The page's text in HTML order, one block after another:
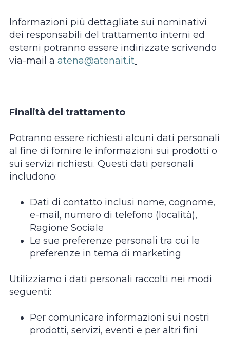
Informazioni più dettagliate sui nominativi
dei responsabili del trattamento interni ed
esterni potranno essere indirizzate scrivendo
via-mail a atena@atenait.it
Finalità del trattamento
Potranno essere richiesti alcuni dati personali
al fine di fornire le informazioni sui prodotti o
sui servizi richiesti. Questi dati personali
includono:
Dati di contatto inclusi nome, cognome,
e-mail, numero di telefono (località),
Ragione Sociale
Le sue preferenze personali tra cui le
preferenze in tema di marketing
Utilizziamo i dati personali raccolti nei modi
seguenti:
Per comunicare informazioni sui nostri
prodotti, servizi, eventi e per altri fini